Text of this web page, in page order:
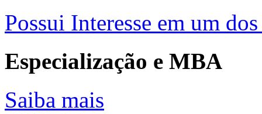
Possui Interesse em um
Especialização e MBA
Saiba mais